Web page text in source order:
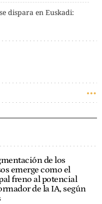
dispara en Euskadi:
de los
emerge como el
freno al potencial
de la IA, según